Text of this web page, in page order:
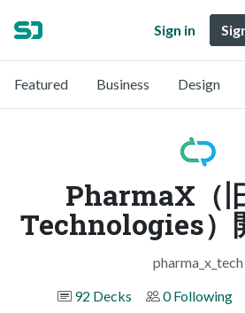
Sign in
Featured Business Design
PharmaX（
Technologies）
pharma_x_tech
92 Decks
0 Following